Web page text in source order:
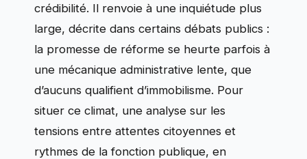
crédibilité. Il renvoie à une inquiétude plus
large, décrite dans certains débats publics :
la promesse de réforme se heurte parfois à
une mécanique administrative lente, que
d’aucuns qualifient d’immobilisme. Pour
situer ce climat, une analyse sur les
tensions entre attentes citoyennes et
rythmes de la fonction publique, en